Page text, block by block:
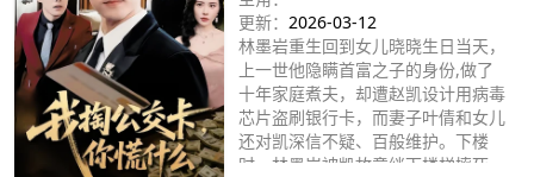
更新： 2026-03-12
林墨岩重生回到女儿晓晓生日当天，
上一世他隐瞒首富之子的身份,做了
十年家庭煮夫，却遭赵凯设计用病毒
芯片盗刷银行卡，而妻子叶倩和女儿
还对凯深信不疑、百般维护。下楼
时，林墨岩被凯故意绊下楼梯摔死。